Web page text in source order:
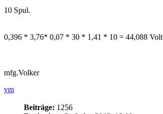
10 Spul.
0,396 * 3,76* 0,07 * 30 * 1,41 * 10 = 44,088 Volt
mfg.Volker
vm
Beiträge: 1256